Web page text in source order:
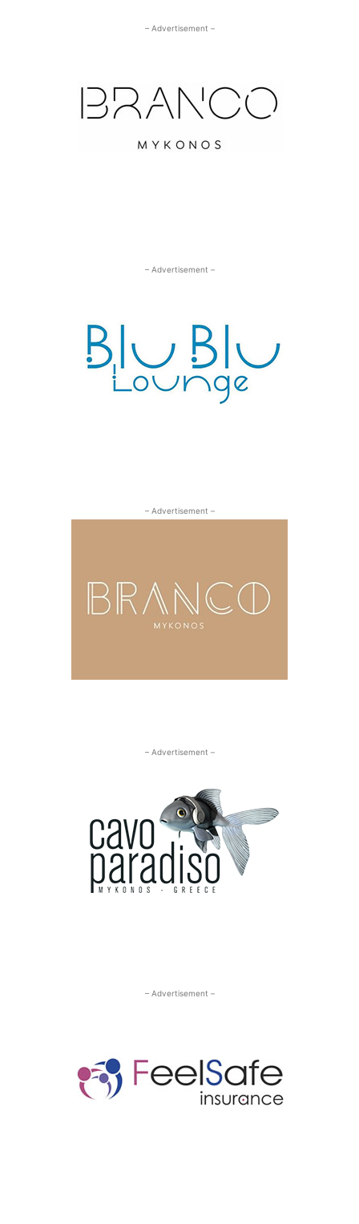
– Advertisement –
– Advertisement –
– Advertisement –
– Advertisement –
– Advertisement –